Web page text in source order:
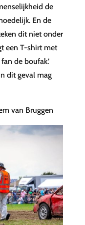
de
En de
dit niet onder
een T-shirt met
de boufak.’
dit geval mag
van Bruggen